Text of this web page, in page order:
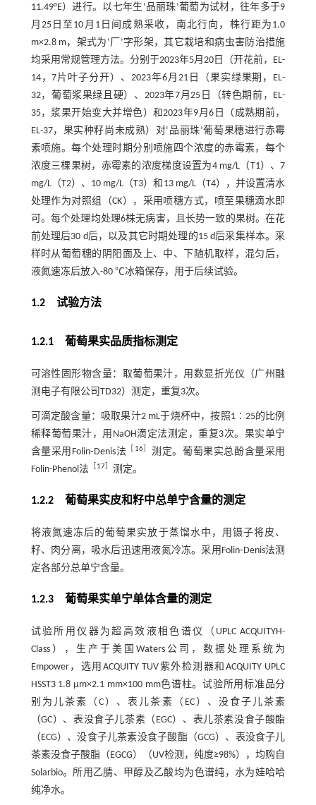
11.49°E）进行。以七年生‘品丽珠’葡萄为试材，往年多于9
月25日至10月1日间成熟采收，南北行向，株行距为1.0
m×2.8 m，架式为‘厂’字形架，其它栽培和病虫害防治措施
均采用常规管理方法。分别于2023年5月20日（开花前，EL-
14，7片叶子分开）、2023年6月21日（果实绿果期，EL-
32，葡萄浆果绿且硬）、2023年7月25日（转色期前，EL-
35，浆果开始变大并增色）和2023年9月6日（成熟期前，
EL-37，果实种籽尚未成熟）对‘品丽珠’葡萄果穗进行赤霉
素喷施。每个处理时期分别喷施四个浓度的赤霉素，每个
浓度三棵果树，赤霉素的浓度梯度设置为4 mg/L（T1）、7
mg/L（T2）、10 mg/L（T3）和13 mg/L（T4），并设置清水
处理作为对照组（CK），采用喷穗方式，喷至果穗滴水即
可。每个处理均处理6株无病害，且长势一致的果树。在花
前处理后30 d后，以及其它时期处理的15 d后采集样本。采
样时从葡萄穗的阴阳面及上、中、下随机取样，混匀后，
液氮速冻后放入-80 ℃冰箱保存，用于后续试验。
1.2 试验方法
1.2.1 葡萄果实品质指标测定
可溶性固形物含量：取葡萄果汁，用数显折光仪（广州融
测电子有限公司TD32）测定，重复3次。
可滴定酸含量：吸取果汁2 mL于烧杯中，按照1∶25的比例
稀释葡萄果汁，用NaOH滴定法测定，重复3次。果实单宁
含量采用Folin⁃Denis法
16］测定。葡萄果实总酚含量采用
Folin-Phenol法［ 17］ 测定。
1.2.2 葡萄果实皮和籽中总单宁含量的测定
将液氮速冻后的葡萄果实放于蒸馏水中，用镊子将皮、
籽、肉分离，吸水后迅速用液氮冷冻。采用Folin⁃Denis法测
定各部分总单宁含量。
1.2.3 葡萄果实单宁单体含量的测定
试验所用仪器为超高效液相色谱仪（UPLC ACQUITYH-
Class），生产于美国Waters公司，数据处理系统为
Empower，选用ACQUITY TUV紫外检测器和ACQUITY UPLC
HSST3 1.8 μm×2.1 mm×100 mm色谱柱。试验所用标准品分
别为儿茶素（C）、表儿茶素（EC）、没食子儿茶素
（GC）、表没食子儿茶素（EGC）、表儿茶素没食子酸酯
（ECG）、没食子儿茶素没食子酸酯（GCG）、表没食子儿
茶素没食子酸脂（EGCG）（UV检测，纯度≥98%），均购自
Solarbio。所用乙腈、甲醇及乙酸均为色谱纯，水为娃哈哈
纯净水。